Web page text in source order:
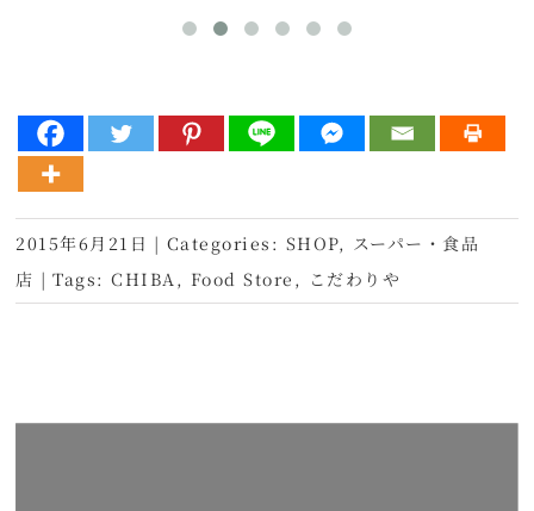
2015年6月21日 | Categories: SHOP, スーパー・食品
店 | Tags:CHIBA , Food Store , こだわりや